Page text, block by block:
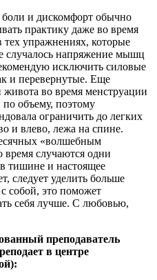
и дискомфорт обычно
практику даже во время
упражнениях, которые
случалось напряжение мышц
исключить силовые
и перевернутые. Еще
живота во время менструации
объему, поэтому
ограничить до легких
и влево, лежа на спине.
«волшебным
случаются одни
тишине и настоящее
следует уделить больше
собой, это поможет
себя лучше. С любовью,
преподаватель
в центре